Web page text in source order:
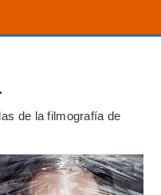
de la filmografía de